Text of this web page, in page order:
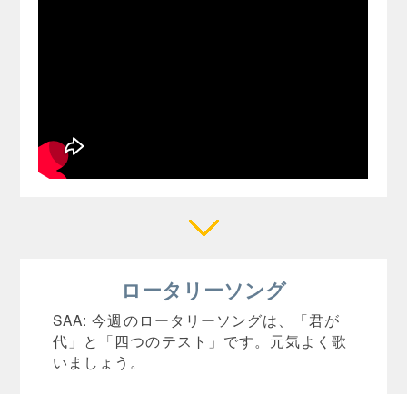
ロータリーソング
SAA: 今週のロータリーソングは、「君が
代」と「四つのテスト」です。元気よく歌
いましょう。